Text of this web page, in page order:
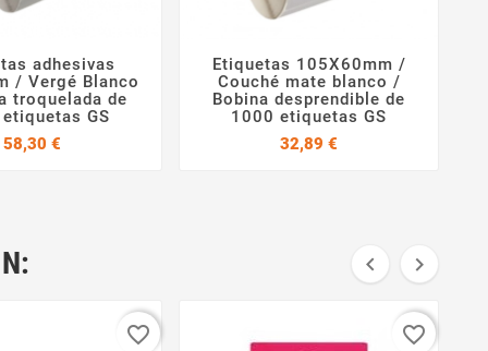

adhesivas
/ Vergé Blanco
troquelada de
GS
58,30 €
 
Etiquetas 105X60mm /
Couché mate blanco /
Bobina desprendible de
1000 etiquetas GS
32,89 €
 
favorite_border favorite_border